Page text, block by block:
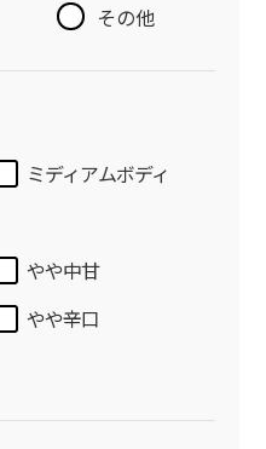
その他
ミディアムボディ
やや中甘
やや辛口